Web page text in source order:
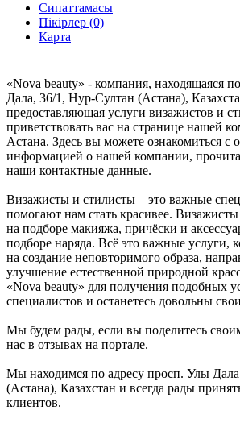
Сипаттамасы
Пікірлер (0)
Карта
«Nova beauty» - компания, находящаяся
Дала, 36/1, Нур-Султан (Астана),
предоставляющая услуги визажистов и
приветствовать вас на странице нашей
Астана. Здесь вы можете ознакомиться с
информацией о нашей компании,
наши контактные данные.
Визажисты и стилисты – это важные
помогают нам стать красивее.
на подборе макияжа, причёски и
подборе наряда. Всё это важные услуги,
на создание неповторимого образа,
улучшение естественной природной
«Nova beauty» для получения подобных
специалистов и останетесь довольны
Мы будем рады, если вы поделитесь
нас в отзывах на портале.
Мы находимся по адресу просп. Улы
(Астана), Казахстан и всегда рады
клиентов.